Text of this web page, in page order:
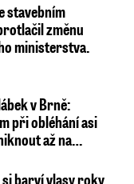
stavebním
změnu
ministerstva.
v Brně:
při obléhání asi
až na…
barví vlasy roky